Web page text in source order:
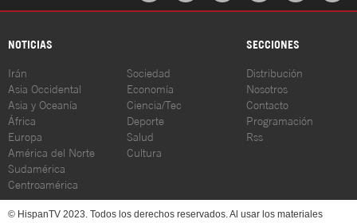
NOTICIAS SECCIONES
Irán
Asia Occidental
Asia y Oceanía
África
Europa
América del Norte
Sudamérica
Centroamérica
Sociedad
Economía
Ciencia/Tec
Deporte
Salud
Cultura
Distribución
Nosotros
Contacto
Programación
Rss
© HispanTV 2023. Todos los derechos reservados. Al usar los materiales